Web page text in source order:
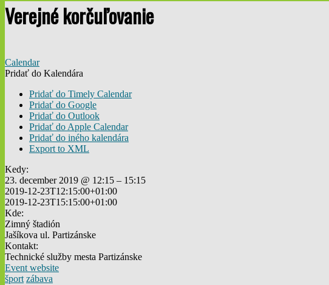
Verejné korčuľovanie
Calendar
Pridať do Kalendára
Pridať do Timely Calendar
Pridať do Google
Pridať do Outlook
Pridať do Apple Calendar
Pridať do iného kalendára
Export to XML
Kedy:
23. december 2019 @ 12:15 – 15:15
2019-12-23T12:15:00+01:00
2019-12-23T15:15:00+01:00
Kde:
Zimný štadión
Jašíkova ul. Partizánske
Kontakt:
Technické služby mesta Partizánske
Event website
šport zábava